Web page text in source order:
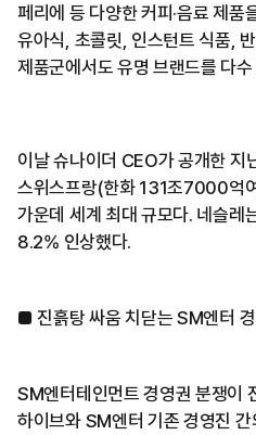
페리에 등 다양한 커피·음료 제품
유아식, 초콜릿, 인스턴트 식품,
제품군에서도 유명 브랜드를 다
이날 슈나이더 CEO가 공개한
스위스프랑(한화 131조7000억
가운데 세계 최대 규모다. 네슬레
8.2% 인상했다.
■ 진흙탕 싸움 치닫는 SM엔터
SM엔터테인먼트 경영권 분쟁이
하이브와 SM엔터 기존 경영진